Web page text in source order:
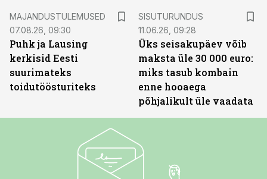
MAJANDUSTULEMUSED
07.08.26, 09:30
Puhk ja Lausing
kerkisid Eesti
suurimateks
toidutöösturiteks
SISUTURUNDUS
11.06.26, 09:28
Üks seisakupäev võib
maksta üle 30 000 euro:
miks tasub kombain
enne hooaega
põhjalikult üle vaadata